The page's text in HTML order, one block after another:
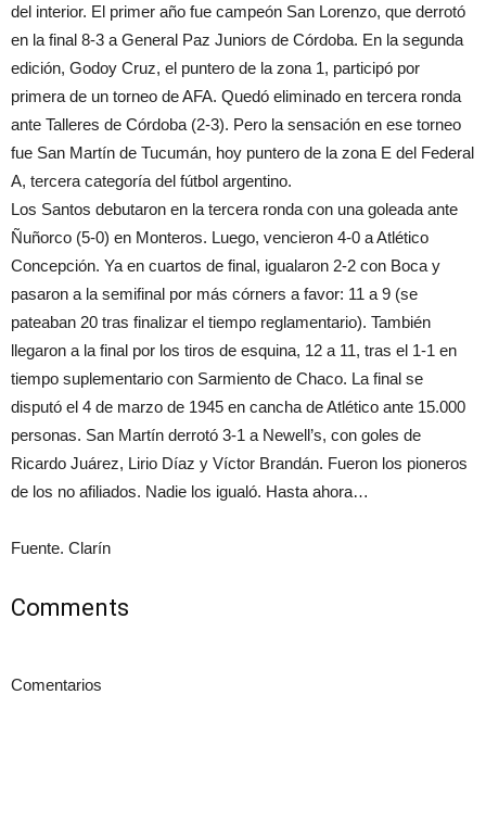
del interior. El primer año fue campeón San Lorenzo, que derrotó
en la final 8-3 a General Paz Juniors de Córdoba. En la segunda
edición, Godoy Cruz, el puntero de la zona 1, participó por
primera de un torneo de AFA. Quedó eliminado en tercera ronda
ante Talleres de Córdoba (2-3). Pero la sensación en ese torneo
fue San Martín de Tucumán, hoy puntero de la zona E del Federal
A, tercera categoría del fútbol argentino.
Los Santos debutaron en la tercera ronda con una goleada ante
Ñuñorco (5-0) en Monteros. Luego, vencieron 4-0 a Atlético
Concepción. Ya en cuartos de final, igualaron 2-2 con Boca y
pasaron a la semifinal por más córners a favor: 11 a 9 (se
pateaban 20 tras finalizar el tiempo reglamentario). También
llegaron a la final por los tiros de esquina, 12 a 11, tras el 1-1 en
tiempo suplementario con Sarmiento de Chaco. La final se
disputó el 4 de marzo de 1945 en cancha de Atlético ante 15.000
personas. San Martín derrotó 3-1 a Newell’s, con goles de
Ricardo Juárez, Lirio Díaz y Víctor Brandán. Fueron los pioneros
de los no afiliados. Nadie los igualó. Hasta ahora…
Fuente. Clarín
Comments
Comentarios